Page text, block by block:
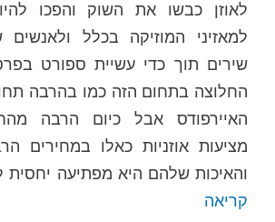
לאוזן כבשו את השוק והפכו
למאזיני המוזיקה בכלל
שירים תוך כדי עשיית ספורט
החלוצה בתחום הזה כמו בהרבה
האיירפודס אבל כיום הרבה
מציעות אוזניות כאלו במחירים
והאיכות שלהם היא מפתיעה
קריאה